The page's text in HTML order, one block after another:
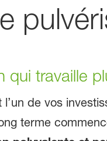
qui travaille
l’un de vos
terme